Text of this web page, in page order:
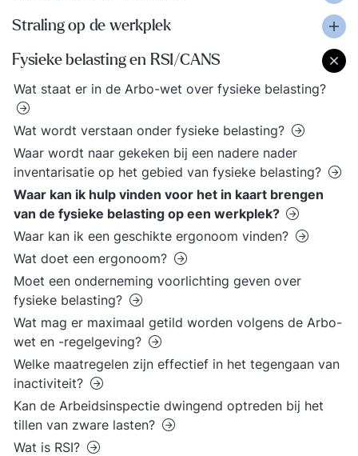
Straling op de werkplek
Fysieke belasting en RSI/CANS
Wat staat er in de Arbo-wet over fysieke belasting?
Wat wordt verstaan onder fysieke belasting?
Waar wordt naar gekeken bij een nadere nader
inventarisatie op het gebied van fysieke belasting?
Waar kan ik hulp vinden voor het in kaart brengen
van de fysieke belasting op een werkplek?
Waar kan ik een geschikte ergonoom vinden?
Wat doet een ergonoom?
Moet een onderneming voorlichting geven over
fysieke belasting?
Wat mag er maximaal getild worden volgens de Arbo-
wet en -regelgeving?
Welke maatregelen zijn effectief in het tegengaan van
inactiviteit?
Kan de Arbeidsinspectie dwingend optreden bij het
tillen van zware lasten?
Wat is RSI?